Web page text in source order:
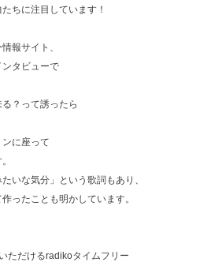
ちに注目しています！
報サイト、
ンタビューで
？って誘ったら
に座って
いな気分」という歌詞もあり、
ったことも明かしています。
ただけるradikoタイムフリー